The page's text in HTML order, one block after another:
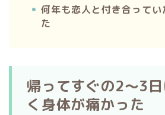
何年も恋人と付き合ってい
た
帰ってすぐの2〜3
く身体が痛かった